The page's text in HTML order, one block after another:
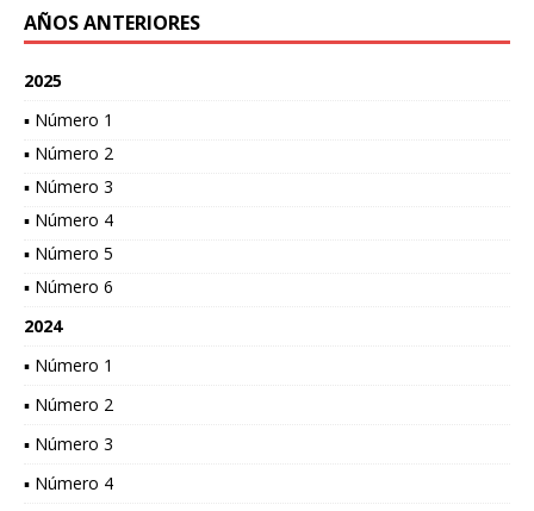
AÑOS ANTERIORES
2025
▪ Número 1
▪ Número 2
▪ Número 3
▪ Número 4
▪ Número 5
▪ Número 6
2024
▪ Número 1
▪ Número 2
▪ Número 3
▪ Número 4